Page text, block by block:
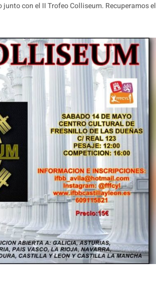
con el II Trofeo Colliseum. Recuperamos el